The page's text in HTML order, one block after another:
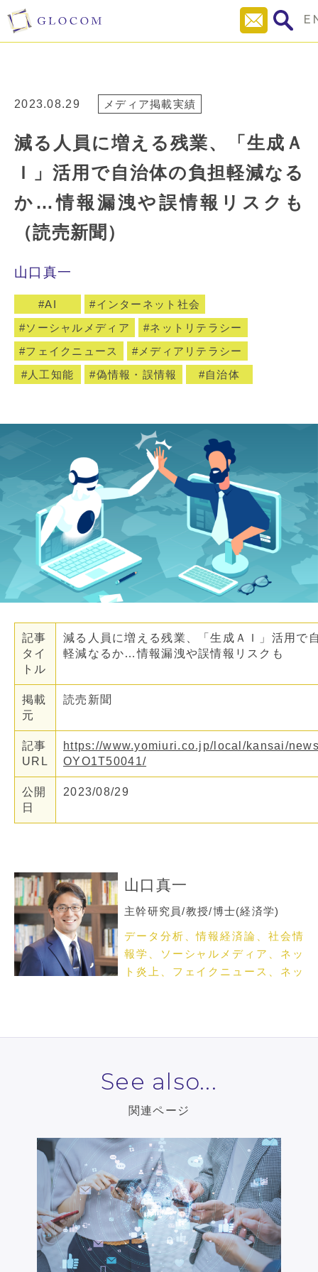
2023.08.29 メディア掲載実績
減る人員に増える残業、「生成Ａ
Ｉ」活用で自治体の負担軽減なる
か…情報漏洩や誤情報リスクも
（読売新聞）
山口真一
AI
インターネット社会
ソーシャルメディア
ネットリテラシー
フェイクニュース
メディアリテラシー
人工知能
偽情報・誤情報 自治体
記事
タイ
トル
減る人員に増える残業、「生成ＡＩ」活用で
軽減なるか…情報漏洩や誤情報リスクも
掲載
元
読売新聞
記事
URL
https://www.yomiuri.co.jp/local/kansai/
OYO1T50041/
公開
日
2023/08/29
山口真一
主幹研究員/教授/博士(経済学)
データ分析、情報経済論、社会情
報学、ソーシャルメディア、ネッ
ト炎上、フェイクニュース、ネッ
See also...
関連ページ